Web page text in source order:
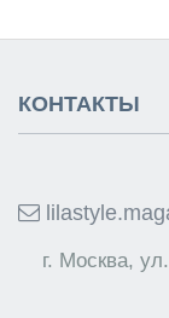
КОНТАКТЫ
г. Москва,